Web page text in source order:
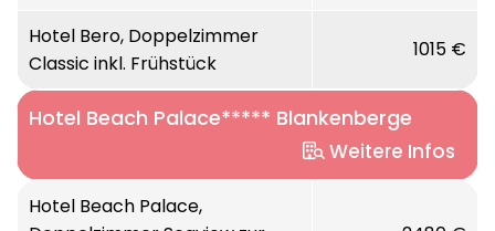
Zimmer:
Alle Zimmer verfügen über eine Dusche, WC,
Föhn, Kosmetikspiegel, TV, Schreibtisch, Safe
Typ Classic: (ca. 27 m²), nicht renoviert.
Typ Ecology: (ca. 24 m²), renoviert,
Hotel Bero, Doppelzimmer
Classic inkl. Frühstück
1015 €
Hotel Beach Palace***** Blankenberge
Weitere Infos
Lage:
Hotel Beach Palace,